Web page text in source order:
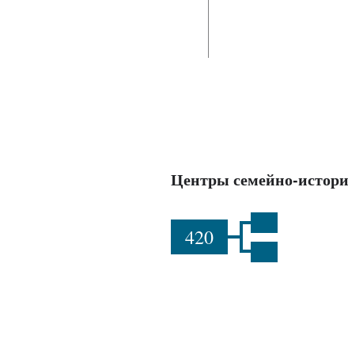
Центры семейно-
420